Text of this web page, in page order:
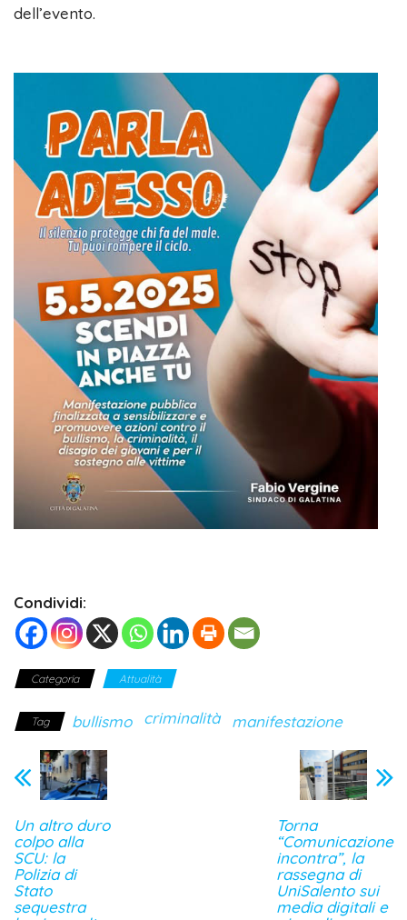
dell’evento.
Condividi:
Categoria Attualità
Tag bullismo criminalità manifestazione
Un altro duro
colpo alla
SCU: la
Polizia di
Stato
sequestra
Torna
“Comunicazione
incontra”, la
rassegna di
UniSalento sui
media digitali e